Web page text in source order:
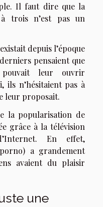
Il faut dire que la
trois n’est pas un
depuis l’époque
pensaient que
pouvait leur ouvrir
ils n’hésitaient pas à
leur proposait.
la popularisation de
grâce à la télévision
En effet,
a grandement
avaient du plaisir
une